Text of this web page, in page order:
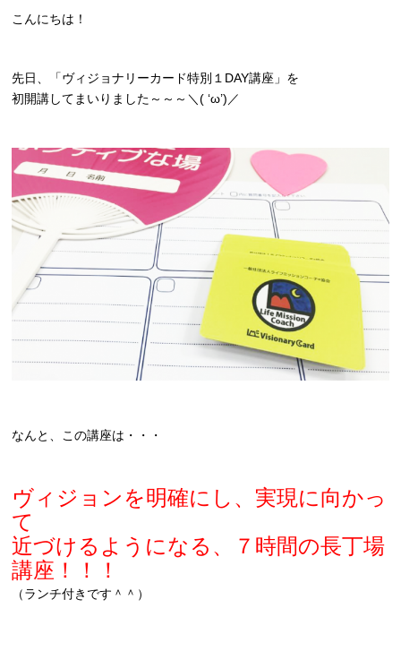
こんにちは！
先日、「ヴィジョナリーカード特別１DAY講座」を
初開講してまいりました～～～＼( ‘ω’)／
なんと、この講座は・・・
ヴィジョンを明確にし、実現に向かっ
て
近づけるようになる、７時間の長丁場
講座！！！
（ランチ付きです＾＾）